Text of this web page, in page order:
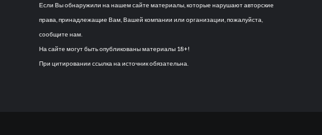
Если Вы обнаружили на нашем сайте материалы, которые нарушают авторские
права, принадлежащие Вам, Вашей компании или организации, пожалуйста,
сообщите нам.
На сайте могут быть опубликованы материалы 18+!
При цитировании ссылка на источник обязательна.